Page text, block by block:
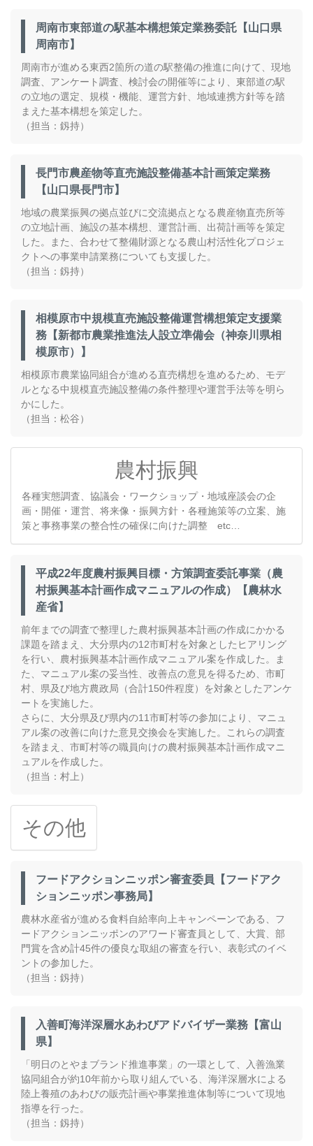
周南市東部道の駅基本構想策定業務委託【山口県
周南市】
周南市が進める東西2箇所の道の駅整備の推進に向けて、現地
調査、アンケート調査、検討会の開催等により、東部道の駅
の立地の選定、規模・機能、運営方針、地域連携方針等を踏
まえた基本構想を策定した。
（担当：釼持）
長門市農産物等直売施設整備基本計画策定業務
【山口県長門市】
地域の農業振興の拠点並びに交流拠点となる農産物直売所等
の立地計画、施設の基本構想、運営計画、出荷計画等を策定
した。また、合わせて整備財源となる農山村活性化プロジェ
クトへの事業申請業務についても支援した。
（担当：釼持）
相模原市中規模直売施設整備運営構想策定支援業
務【新都市農業推進法人設立準備会（神奈川県相
模原市）】
相模原市農業協同組合が進める直売構想を進めるため、モデ
ルとなる中規模直売施設整備の条件整理や運営手法等を明ら
かにした。
（担当：松谷）
農村振興
各種実態調査、協議会・ワークショップ・地域座談会の企
画・開催・運営、将来像・振興方針・各種施策等の立案、施
策と事務事業の整合性の確保に向けた調整 etc…
平成22年度農村振興目標・方策調査委託事業（農
村振興基本計画作成マニュアルの作成）【農林水
産省】
前年までの調査で整理した農村振興基本計画の作成にかかる
課題を踏まえ、大分県内の12市町村を対象としたヒアリング
を行い、農村振興基本計画作成マニュアル案を作成した。ま
た、マニュアル案の妥当性、改善点の意見を得るため、市町
村、県及び地方農政局（合計150件程度）を対象としたアンケ
ートを実施した。
さらに、大分県及び県内の11市町村等の参加により、マニュ
アル案の改善に向けた意見交換会を実施した。これらの調査
を踏まえ、市町村等の職員向けの農村振興基本計画作成マニ
ュアルを作成した。
（担当：村上）
その他
フードアクションニッポン審査委員【フードアク
ションニッポン事務局】
農林水産省が進める食料自給率向上キャンペーンである、フ
ードアクションニッポンのアワード審査員として、大賞、部
門賞を含め計45件の優良な取組の審査を行い、表彰式のイベ
ントの参加した。
（担当：釼持）
入善町海洋深層水あわびアドバイザー業務【富山
県】
「明日のとやまブランド推進事業」の一環として、入善漁業
協同組合が約10年前から取り組んでいる、海洋深層水による
陸上養殖のあわびの販売計画や事業推進体制等について現地
指導を行った。
（担当：釼持）